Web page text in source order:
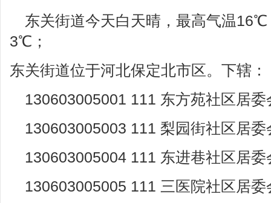
东关街道今天白天晴，最高气温
3℃；
东关街道位于河北保定北市区。下辖：
130603005001 111 东方苑社区居委
130603005003 111 梨园街社区居委
130603005004 111 东进巷社区居委
130603005005 111 三医院社区居委